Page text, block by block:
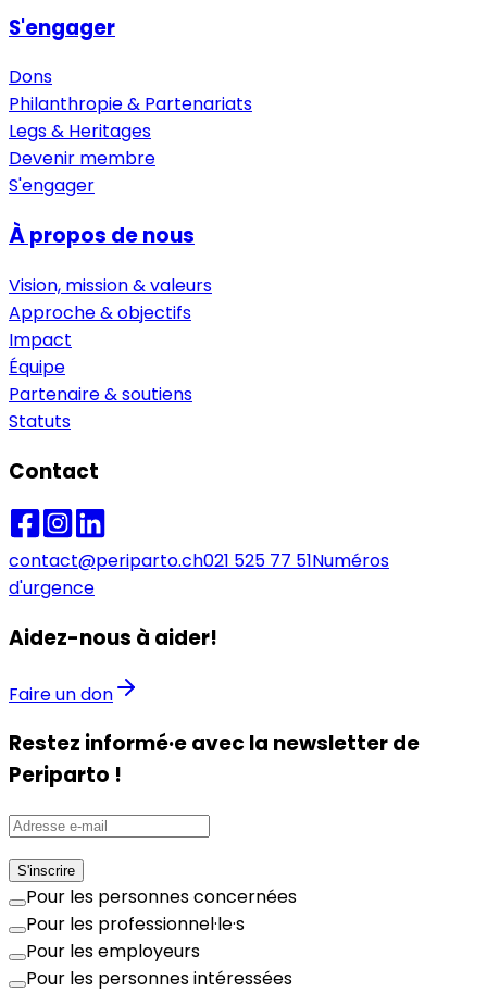
S'engager
Dons
Philanthropie & Partenariats
Legs & Heritages
Devenir membre
S'engager
À propos de nous
Vision, mission & valeurs
Approche & objectifs
Impact
Équipe
Partenaire & soutiens
Statuts
Contact
contact@periparto.ch021 525 77 51Numéros
d'urgence
Aidez-nous à aider!
Faire un don
Restez informé·e avec la newsletter de
Periparto !
S'inscrire
Pour les personnes concernées
Pour les professionnel·le·s
Pour les employeurs
Pour les personnes intéressées